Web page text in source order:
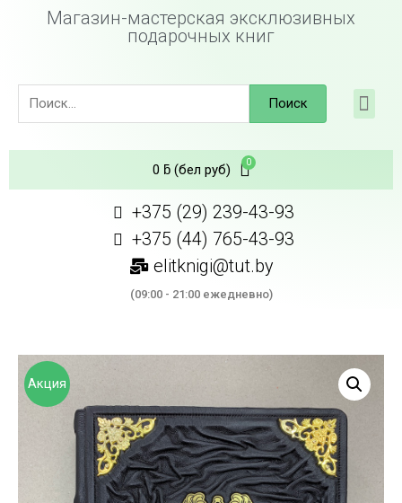
Магазин-мастерская эксклюзивных
подарочных книг
Поиск
0 ƃ(бел руб)
+375 (29) 239-43-93
+375 (44) 765-43-93
elitknigi@tut.by
(09:00 - 21:00 ежедневно)
Акция